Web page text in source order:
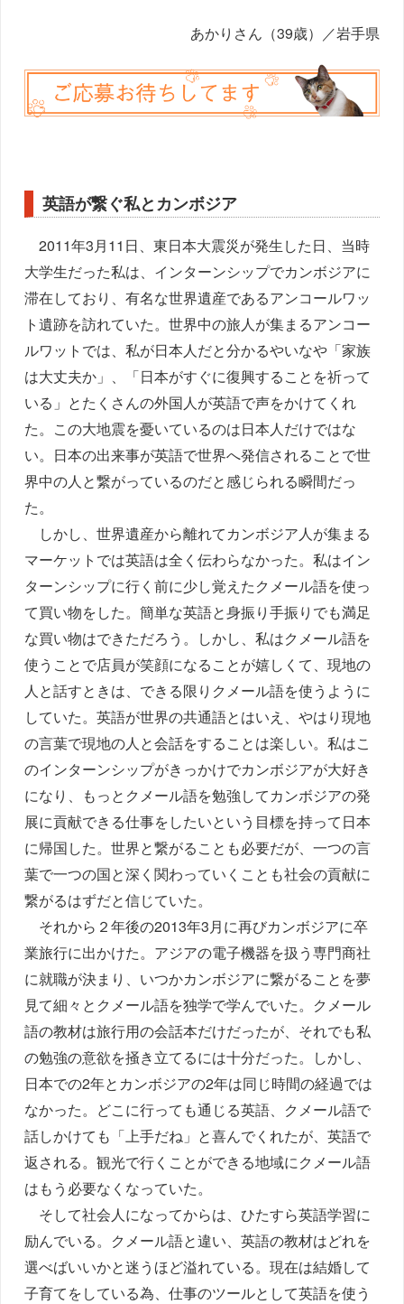
あかりさん（39歳）／岩手県
英語が繋ぐ私とカンボジア
2011年3月11日、東日本大震災が発生した日、当時
大学生だった私は、インターンシップでカンボジアに
滞在しており、有名な世界遺産であるアンコールワッ
ト遺跡を訪れていた。世界中の旅人が集まるアンコー
ルワットでは、私が日本人だと分かるやいなや「家族
は大丈夫か」、「日本がすぐに復興することを祈って
いる」とたくさんの外国人が英語で声をかけてくれ
た。この大地震を憂いているのは日本人だけではな
い。日本の出来事が英語で世界へ発信されることで世
界中の人と繋がっているのだと感じられる瞬間だっ
た。
しかし、世界遺産から離れてカンボジア人が集まる
マーケットでは英語は全く伝わらなかった。私はイン
ターンシップに行く前に少し覚えたクメール語を使っ
て買い物をした。簡単な英語と身振り手振りでも満足
な買い物はできただろう。しかし、私はクメール語を
使うことで店員が笑顔になることが嬉しくて、現地の
人と話すときは、できる限りクメール語を使うように
していた。英語が世界の共通語とはいえ、やはり現地
の言葉で現地の人と会話をすることは楽しい。私はこ
のインターンシップがきっかけでカンボジアが大好き
になり、もっとクメール語を勉強してカンボジアの発
展に貢献できる仕事をしたいという目標を持って日本
に帰国した。世界と繋がることも必要だが、一つの言
葉で一つの国と深く関わっていくことも社会の貢献に
繋がるはずだと信じていた。
それから２年後の2013年3月に再びカンボジアに卒
業旅行に出かけた。アジアの電子機器を扱う専門商社
に就職が決まり、いつかカンボジアに繋がることを夢
見て細々とクメール語を独学で学んでいた。クメール
語の教材は旅行用の会話本だけだったが、それでも私
の勉強の意欲を掻き立てるには十分だった。しかし、
日本での2年とカンボジアの2年は同じ時間の経過では
なかった。どこに行っても通じる英語、クメール語で
話しかけても「上手だね」と喜んでくれたが、英語で
返される。観光で行くことができる地域にクメール語
はもう必要なくなっていた。
そして社会人になってからは、ひたすら英語学習に
励んでいる。クメール語と違い、英語の教材はどれを
選べばいいかと迷うほど溢れている。現在は結婚して
子育てをしている為、仕事のツールとして英語を使う